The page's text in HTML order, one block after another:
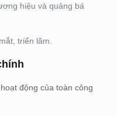
hiệu và quảng bá
triển lãm.
động của toàn công